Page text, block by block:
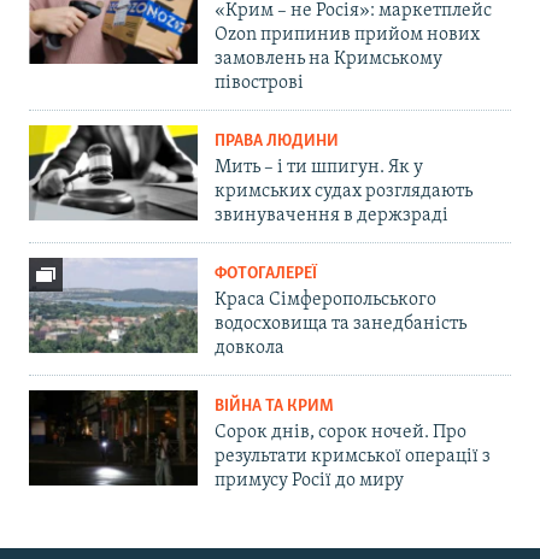
«Крим – не Росія»: маркетплейс
Ozon припинив прийом нових
замовлень на Кримському
півострові
ПРАВА ЛЮДИНИ
Мить – і ти шпигун. Як у
кримських судах розглядають
звинувачення в держзраді
ФОТОГАЛЕРЕЇ
Краса Сімферопольського
водосховища та занедбаність
довкола
ВІЙНА ТА КРИМ
Сорок днів, сорок ночей. Про
результати кримської операції з
примусу Росії до миру